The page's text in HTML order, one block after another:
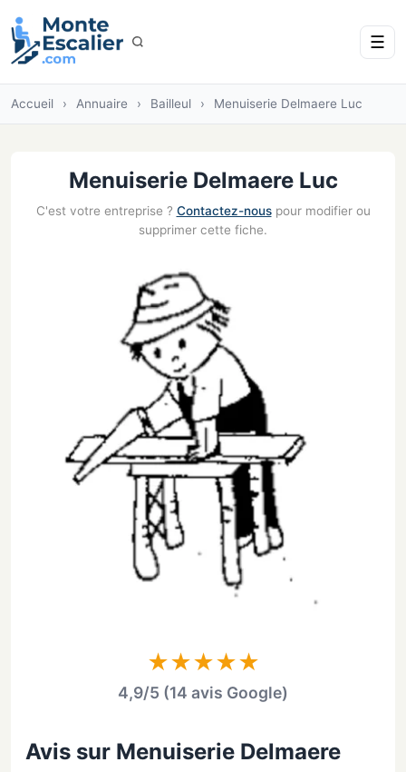
☰
Accueil › Annuaire › Bailleul › Menuiserie Delmaere Luc
Menuiserie Delmaere Luc
C'est votre entreprise ? Contactez-nouspour modifier ou
supprimer cette fiche.
★★★★★
4,9/5 (14 avis Google)
Avis sur Menuiserie Delmaere